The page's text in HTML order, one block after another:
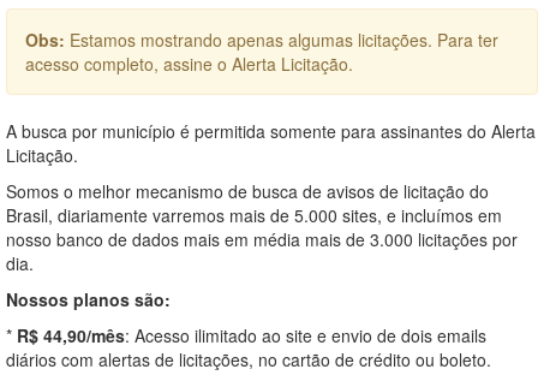
Obs: Estamos mostrando apenas algumas licitações. Para ter
acesso completo, assine o Alerta Licitação.
A busca por município é permitida somente para assinantes do Alerta
Licitação.
Somos o melhor mecanismo de busca de avisos de licitação do
Brasil, diariamente varremos mais de 5.000 sites, e incluímos em
nosso banco de dados mais em média mais de 3.000 licitações por
dia.
Nossos planos são:
* R$ 44,90/mês: Acesso ilimitado ao site e envio de dois emails
diários com alertas de licitações, no cartão de crédito ou boleto.